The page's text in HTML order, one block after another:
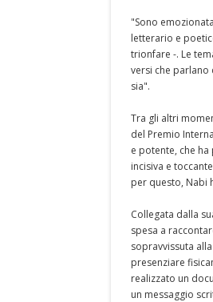
"Sono
letterario e
trionfare -. Le
versi che
sia".
Tra gli altri
del Premio
e potente, che ha
incisiva e
per questo, Nabi
Collegata dalla
spesa a
sopravvissuta
presenziare
realizzato un
un messaggio